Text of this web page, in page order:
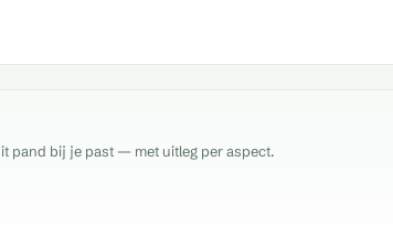
pand bij je past — met uitleg per aspect.